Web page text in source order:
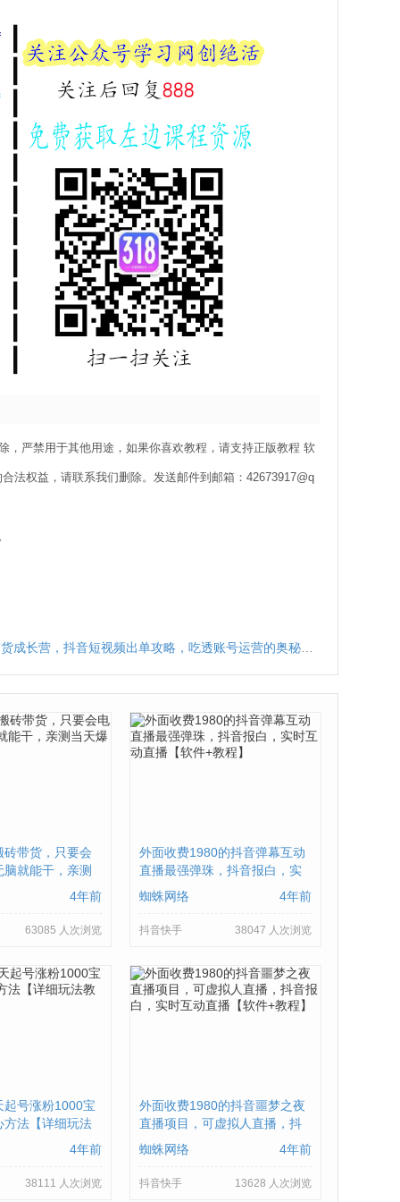
，严禁用于其他用途，如果你喜欢教程，请支持正版教程 软
法权益，请联系我们删除。发送邮件到邮箱：42673917@q
成长营，​抖音短视频出单攻略，吃透账号运营的奥秘，轻松带货
带货，只要会
就能干，亲测
4年前
63085 人次浏览
外面收费1980的抖音弹幕互动
直播最强弹珠，抖音报白，实
时互动直播【软件+教程】
蜘蛛网络 4年前
抖音快手 38047 人次浏览
起号涨粉1000宝
方法【详细玩法
4年前
38111 人次浏览
外面收费1980的抖音噩梦之夜
直播项目，可虚拟人直播，抖
音报白，实时互动直播【软件
+教程】
蜘蛛网络 4年前
抖音快手 13628 人次浏览